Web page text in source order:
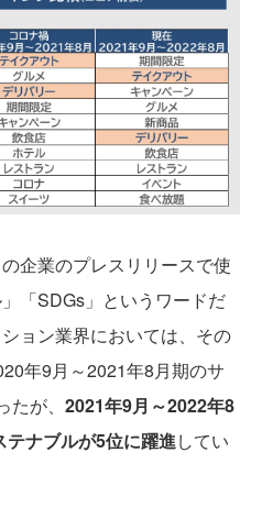
企業のプレスリリースで使
「SDGs」というワードだ
ョン業界においては、その
年9月～2021年8月期のサ
が、 2021年9月～2022年8
ナブルが5位に躍進してい